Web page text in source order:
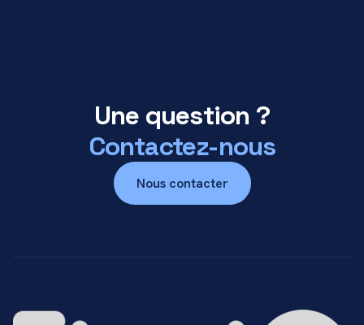
Une question ?
Contactez-nous
Nous contacter